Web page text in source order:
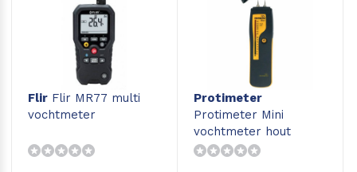
Flir Flir MR77 multi
vochtmeter
Protimeter
Protimeter Mini
vochtmeter hout